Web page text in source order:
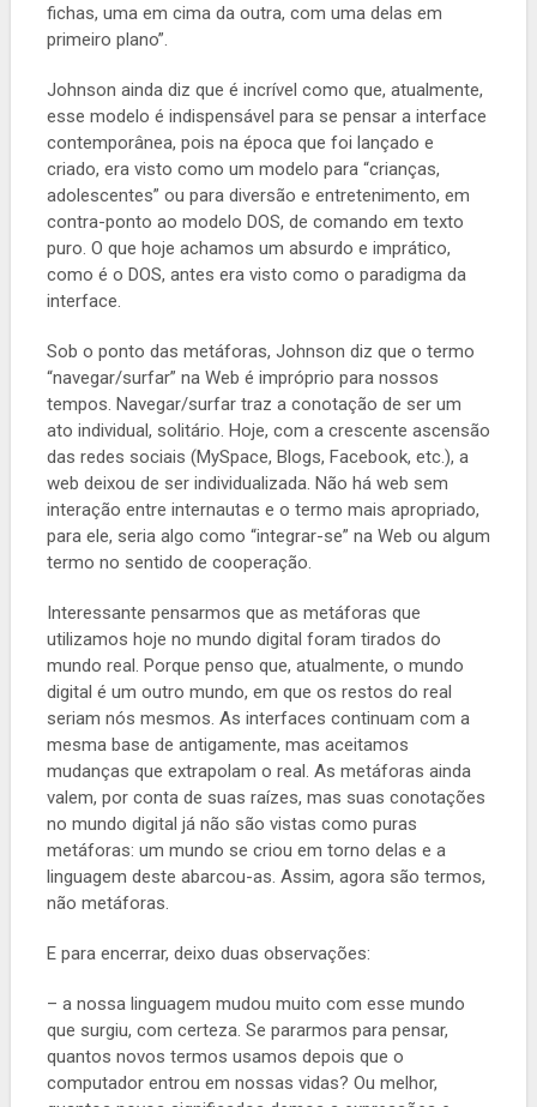
fichas, uma em cima da outra, com uma delas em
primeiro plano”.
Johnson ainda diz que é incrível como que, atualmente,
esse modelo é indispensável para se pensar a interface
contemporânea, pois na época que foi lançado e
criado, era visto como um modelo para “crianças,
adolescentes” ou para diversão e entretenimento, em
contra-ponto ao modelo DOS, de comando em texto
puro. O que hoje achamos um absurdo e imprático,
como é o DOS, antes era visto como o paradigma da
interface.
Sob o ponto das metáforas, Johnson diz que o termo
“navegar/surfar” na Web é impróprio para nossos
tempos. Navegar/surfar traz a conotação de ser um
ato individual, solitário. Hoje, com a crescente ascensão
das redes sociais (MySpace, Blogs, Facebook, etc.), a
web deixou de ser individualizada. Não há web sem
interação entre internautas e o termo mais apropriado,
para ele, seria algo como “integrar-se” na Web ou algum
termo no sentido de cooperação.
Interessante pensarmos que as metáforas que
utilizamos hoje no mundo digital foram tirados do
mundo real. Porque penso que, atualmente, o mundo
digital é um outro mundo, em que os restos do real
seriam nós mesmos. As interfaces continuam com a
mesma base de antigamente, mas aceitamos
mudanças que extrapolam o real. As metáforas ainda
valem, por conta de suas raízes, mas suas conotações
no mundo digital já não são vistas como puras
metáforas: um mundo se criou em torno delas e a
linguagem deste abarcou-as. Assim, agora são termos,
não metáforas.
E para encerrar, deixo duas observações:
– a nossa linguagem mudou muito com esse mundo
que surgiu, com certeza. Se pararmos para pensar,
quantos novos termos usamos depois que o
computador entrou em nossas vidas? Ou melhor,